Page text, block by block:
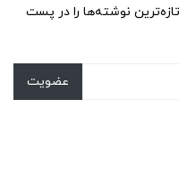
نوشته‌ها را در پست
عضویت